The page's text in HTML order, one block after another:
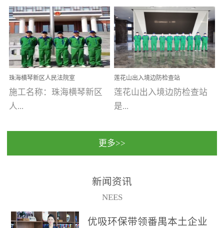
求。资质优势团队优势分
支优势优吸环保是一棵正
茁壮成长的树，只要我们
人人都爱护她、珍惜她、
她将越来越枝繁叶茂，终
将会成为一棵参天大树！
优吸环保截止2020年拥有
全国600家网点分支机构。
【东莞美豪雅致酒店】室
内空气治理项目东莞美豪
雅致酒店 东莞美豪雅
致酒店是为中高端人士...
学广州校区室内空气治
理 工程案例地址：广
州南沙区·香港科技大学(广
州)校区 工程案...
珠海横琴新区人民法院室
内除甲醛空气治理项目
施工名称：珠海横琴新区
人...
民法院室内除甲醛空气治
保施工日期：2020年1月珠
莲花山出入境边防检查站
室内除甲醛空气治理项目
莲花山出入境边防检查站
是...
国家通过设在对外开放口
（及各出入境边防检查
更多>>
新闻资讯
NEES
优吸环保带领番禺本​土企业